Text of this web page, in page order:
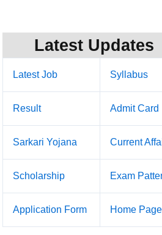
Latest Updates
Latest Job Syllabus
Result Admit Card
Sarkari Yojana Current
Scholarship Exam
Application Form Home Page